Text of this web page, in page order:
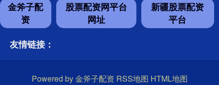
金斧子配
资
股票配资网平台
网址
新疆股票配资
平台
友情链接：
Powered by金斧子配资 RSS地图 HTML地图